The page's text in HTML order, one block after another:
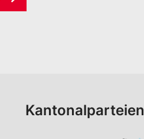
Kantonalparteien